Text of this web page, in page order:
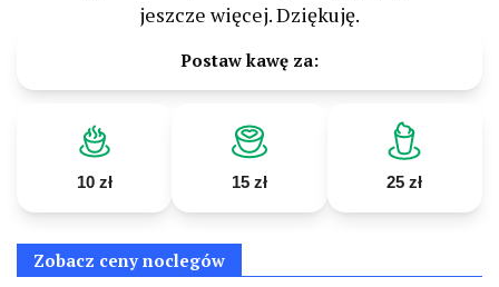
jeszcze więcej. Dziękuję.
Postaw kawę za:
10 zł 15 zł 25 zł
Zobacz ceny noclegów